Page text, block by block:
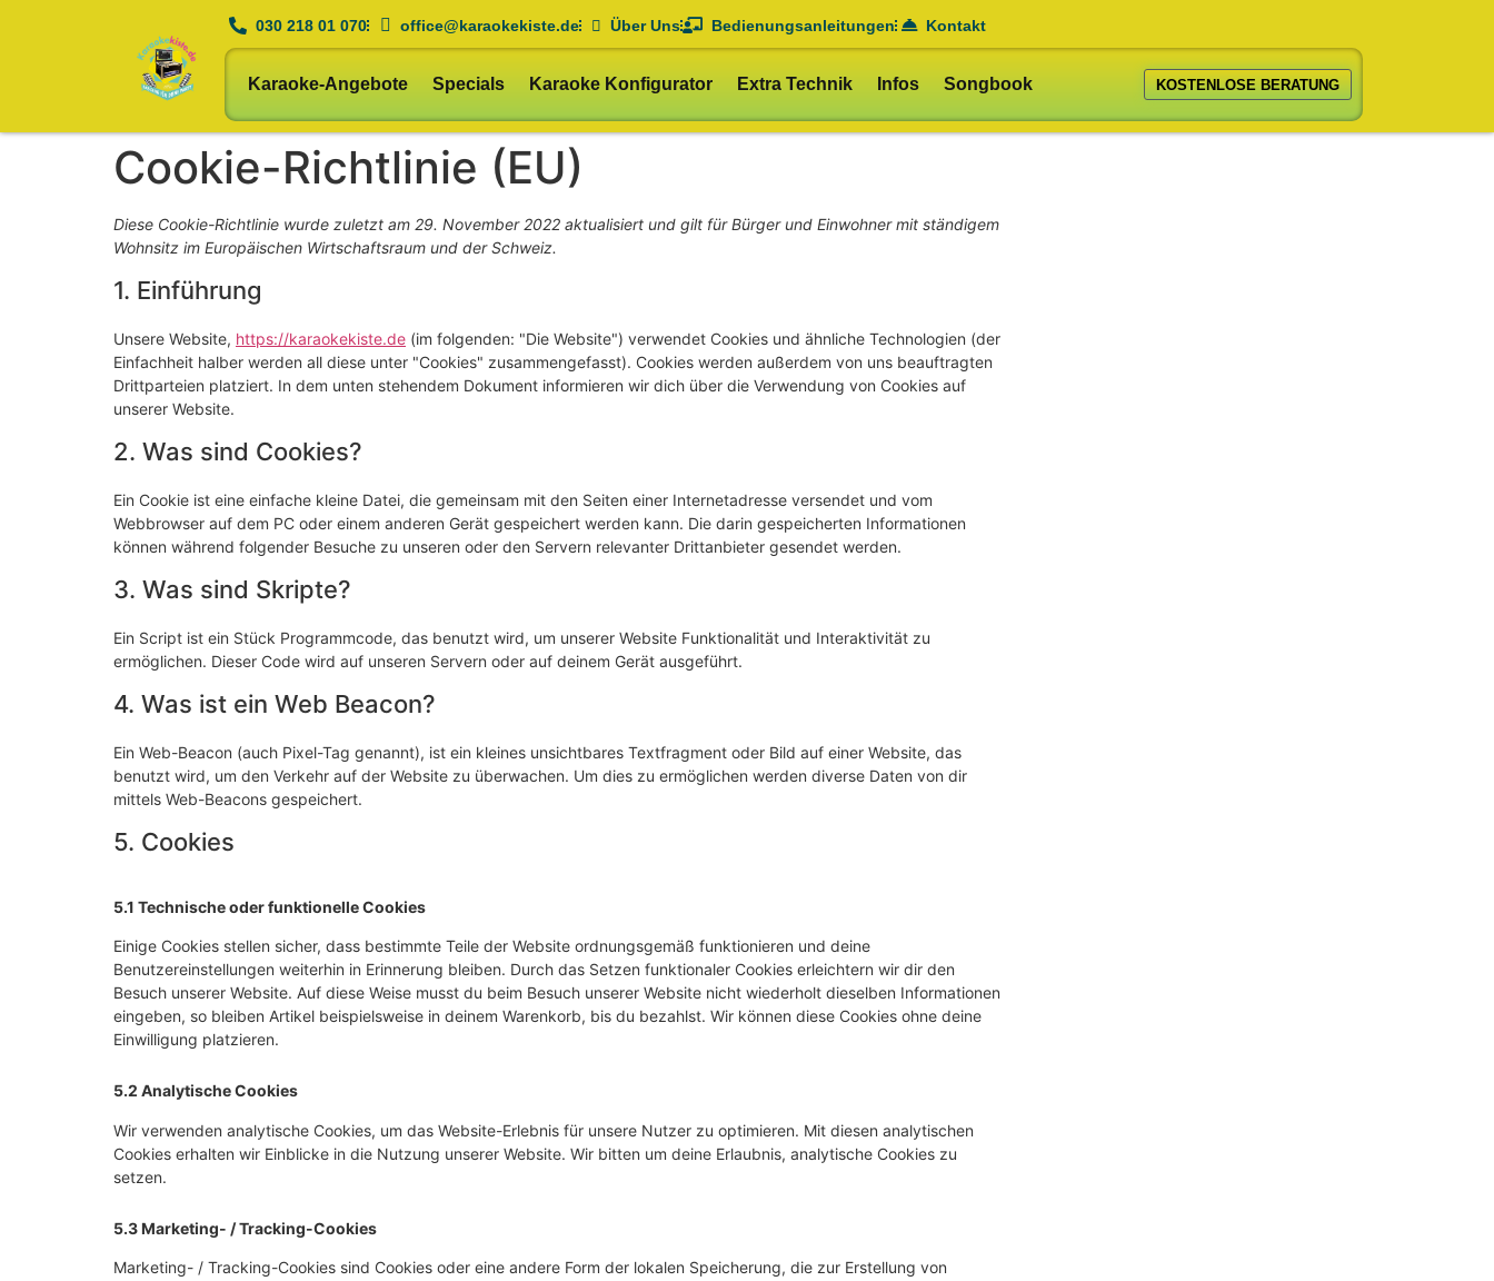
030 218 01 070 office@karaokekiste.de Über Uns Bedienungsanleitungen Kontakt
Karaoke-Angebote Specials Karaoke Konfigurator Extra Technik Infos Songbook KOSTENLOSE BERATUNG
Cookie-Richtlinie (EU)
Diese Cookie-Richtlinie wurde zuletzt am 29. November 2022 aktualisiert und gilt für Bürger und Einwohner mit ständigem
Wohnsitz im Europäischen Wirtschaftsraum und der Schweiz.
1. Einführung
Unsere Website, https://karaokekiste.de (im folgenden: "Die Website") verwendet Cookies und ähnliche Technologien (der
Einfachheit halber werden all diese unter "Cookies" zusammengefasst). Cookies werden außerdem von uns beauftragten
Drittparteien platziert. In dem unten stehendem Dokument informieren wir dich über die Verwendung von Cookies auf
unserer Website.
2. Was sind Cookies?
Ein Cookie ist eine einfache kleine Datei, die gemeinsam mit den Seiten einer Internetadresse versendet und vom
Webbrowser auf dem PC oder einem anderen Gerät gespeichert werden kann. Die darin gespeicherten Informationen
können während folgender Besuche zu unseren oder den Servern relevanter Drittanbieter gesendet werden.
3. Was sind Skripte?
Ein Script ist ein Stück Programmcode, das benutzt wird, um unserer Website Funktionalität und Interaktivität zu
ermöglichen. Dieser Code wird auf unseren Servern oder auf deinem Gerät ausgeführt.
4. Was ist ein Web Beacon?
Ein Web-Beacon (auch Pixel-Tag genannt), ist ein kleines unsichtbares Textfragment oder Bild auf einer Website, das
benutzt wird, um den Verkehr auf der Website zu überwachen. Um dies zu ermöglichen werden diverse Daten von dir
mittels Web-Beacons gespeichert.
5. Cookies
5.1 Technische oder funktionelle Cookies
Einige Cookies stellen sicher, dass bestimmte Teile der Website ordnungsgemäß funktionieren und deine
Benutzereinstellungen weiterhin in Erinnerung bleiben. Durch das Setzen funktionaler Cookies erleichtern wir dir den
Besuch unserer Website. Auf diese Weise musst du beim Besuch unserer Website nicht wiederholt dieselben Informationen
eingeben, so bleiben Artikel beispielsweise in deinem Warenkorb, bis du bezahlst. Wir können diese Cookies ohne deine
Einwilligung platzieren.
5.2 Analytische Cookies
Wir verwenden analytische Cookies, um das Website-Erlebnis für unsere Nutzer zu optimieren. Mit diesen analytischen
Cookies erhalten wir Einblicke in die Nutzung unserer Website. Wir bitten um deine Erlaubnis, analytische Cookies zu
setzen.
5.3 Marketing- / Tracking-Cookies
Marketing- / Tracking-Cookies sind Cookies oder eine andere Form der lokalen Speicherung, die zur Erstellung von